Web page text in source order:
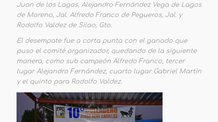
Juan de los Lagos, Alejandro Fernández Vega de Lagos
de Moreno, Jal. Alfredo Franco de Pegueros, Jal. y
Rodolfo Valdez de Silao, Gto.
El desempate fue a corta punta con el ganado que
puso el comité organizador, quedando de la siguiente
manera, como sub campeón Alfredo Franco, tercer
lugar Alejandro Fernández, cuarto lugar Gabriel Martín
y el quinto para Rodolfo Valdez.